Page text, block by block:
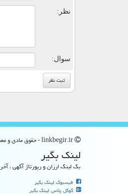
نظر:
سوال:
لینك بگیر
بک لینک ارزان و رپورتاژ آگهی ،
فیسبوک لینک بگیر
گوگل پلاس لینک بگیر